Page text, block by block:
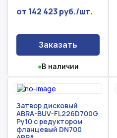
от 142 423 руб./шт.
Заказать
●В наличии
Затвор дисковый
ABRA-BUV-FL226D700G
Ру10 с редуктором
фланцевый DN700